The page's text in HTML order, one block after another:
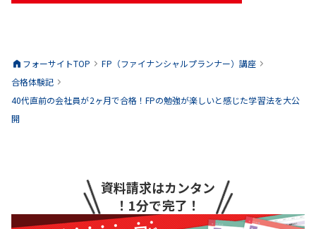
フォーサイトTOP FP（ファイナンシャルプランナー）講座
合格体験記
40代直前の会社員が2ヶ月で合格！FPの勉強が楽しいと感じた学習法を大公
開
資料請求はカンタン
！1分で完了！